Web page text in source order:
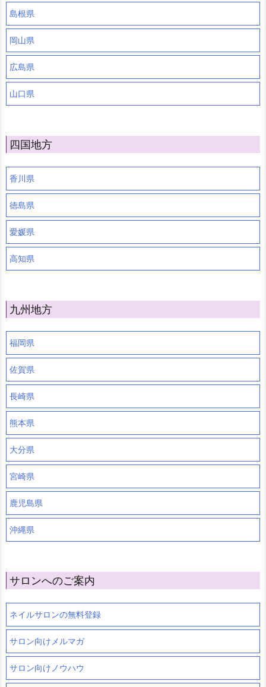
島根県
岡山県
広島県
山口県
四国地方
香川県
徳島県
愛媛県
高知県
九州地方
福岡県
佐賀県
長崎県
熊本県
大分県
宮崎県
鹿児島県
沖縄県
サロンへのご案内
ネイルサロンの無料登録
サロン向けメルマガ
サロン向けノウハウ